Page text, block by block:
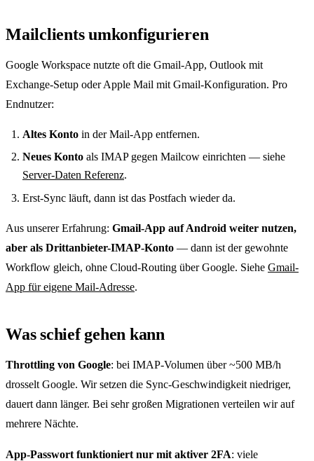
Mailclients umkonfigurieren
Google Workspace nutzte oft die Gmail-App, Outlook mit
Exchange-Setup oder Apple Mail mit Gmail-Konfiguration. Pro
Endnutzer:
Altes Konto in der Mail-App entfernen.
Neues Konto als IMAP gegen Mailcow einrichten — siehe
Server-Daten Referenz.
Erst-Sync läuft, dann ist das Postfach wieder da.
Aus unserer Erfahrung: Gmail-App auf Android weiter nutzen,
aber als Drittanbieter-IMAP-Konto — dann ist der gewohnte
Workflow gleich, ohne Cloud-Routing über Google. Siehe Gmail-
App für eigene Mail-Adresse.
Was schief gehen kann
Throttling von Google: bei IMAP-Volumen über ~500 MB/h
drosselt Google. Wir setzen die Sync-Geschwindigkeit niedriger,
dauert dann länger. Bei sehr großen Migrationen verteilen wir auf
mehrere Nächte.
App-Passwort funktioniert nur mit aktiver 2FA: viele